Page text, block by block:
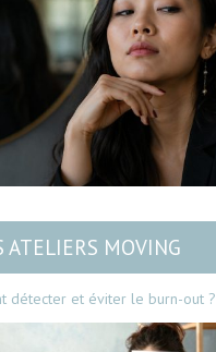
ATELIERS MOVING
détecter et éviter le burn-out ?